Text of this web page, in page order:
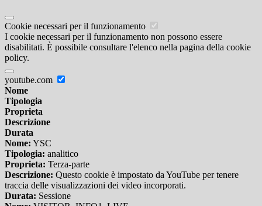
Cookie necessari per il funzionamento
I cookie necessari per il funzionamento non possono essere
disabilitati. È possibile consultare l'elenco nella pagina della cookie
policy.
youtube.com
Nome
Tipologia
Proprieta
Descrizione
Durata
Nome: YSC
Tipologia: analitico
Proprieta: Terza-parte
Descrizione: Questo cookie è impostato da YouTube per tenere
traccia delle visualizzazioni dei video incorporati.
Durata: Sessione